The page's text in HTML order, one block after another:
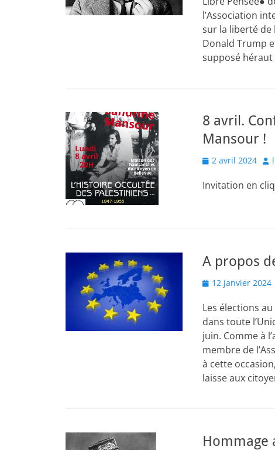
l’Association
sur la liberté de
Donald Trump
supposé héraut
8 avril.
Mansour !
Posted
2 avril 2024
Invitation en
A propos
Posted
12 janvier 2024
Les élections
dans toute
juin. Comme à
membre de
à cette
laisse aux
Hommage